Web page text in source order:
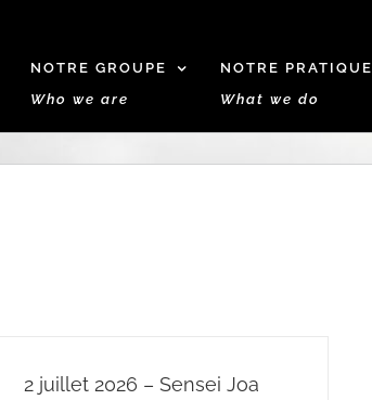
NOTRE GROUPE
Who we are
NOTRE PRATIQUE
What we do
2 juillet 2026 – Sensei Joa